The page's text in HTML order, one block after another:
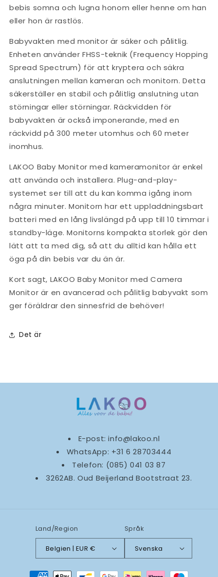
bebis somna och lugna honom eller henne om han
eller hon är rastlös.
Babyvakten med monitor är säker och pålitlig.
Enheten använder FHSS-teknik (Frequency Hopping
Spread Spectrum) för att kryptera och säkra
anslutningen mellan kameran och monitorn. Detta
säkerställer en stabil och pålitlig anslutning utan
störningar eller störningar. Räckvidden för
babyvakten är också imponerande, med en
räckvidd på 300 meter utomhus och 60 meter
inomhus.
LAKOO Baby Monitor med kameramonitor är enkel
att använda och installera. Plug-and-play-
systemet ser till att du kan komma igång inom
några minuter. Monitorn har ett uppladdningsbart
batteri med en lång livslängd på upp till 10 timmar i
standby-läge. Monitorns kompakta storlek gör den
lätt att ta med dig, så att du alltid kan hålla ett
öga på din bebis var du än är.
Kort sagt, LAKOO Baby Monitor med Camera
Monitor är en avancerad och pålitlig babyvakt som
ger föräldrar den sinnesfrid de behöver!
Det är
E-post: info@lakoo.nl
WhatsApp: +31 6 28703444
Telefon: (085) 041 03 87
3262AB. Oud Beijerland Bootstraat 23.
Land/Region
Belgien | EUR €
Språk
Svenska
Betalningsmetoder